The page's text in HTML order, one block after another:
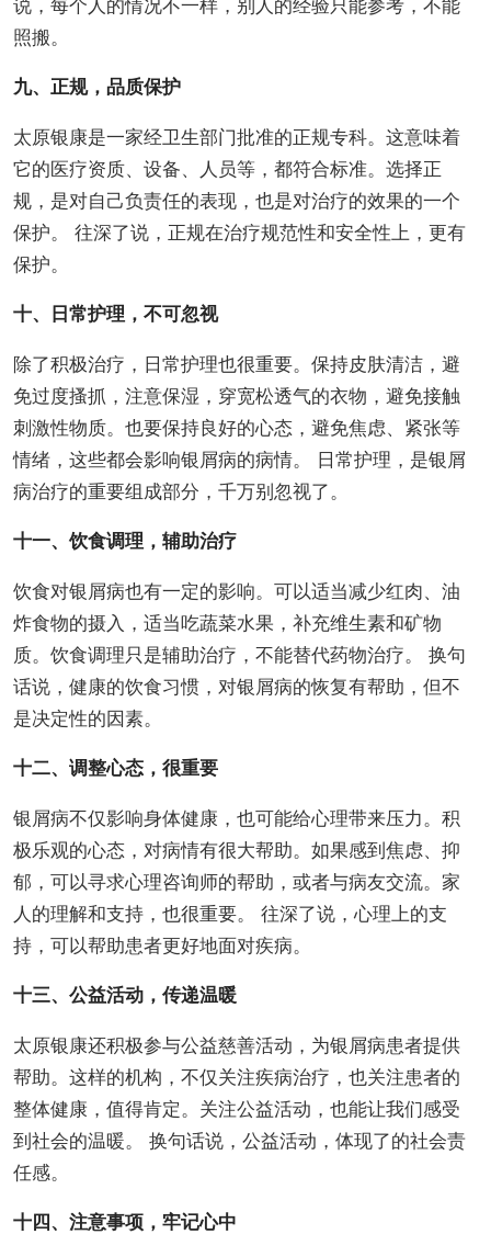
说，每个人的情况不一样，别人的经验只能参考，不能
照搬。
九、正规，品质保护
太原银康是一家经卫生部门批准的正规专科。这意味着
它的医疗资质、设备、人员等，都符合标准。选择正
规，是对自己负责任的表现，也是对治疗的效果的一个
保护。 往深了说，正规在治疗规范性和安全性上，更有
保护。
十、日常护理，不可忽视
除了积极治疗，日常护理也很重要。保持皮肤清洁，避
免过度搔抓，注意保湿，穿宽松透气的衣物，避免接触
刺激性物质。也要保持良好的心态，避免焦虑、紧张等
情绪，这些都会影响银屑病的病情。 日常护理，是银屑
病治疗的重要组成部分，千万别忽视了。
十一、饮食调理，辅助治疗
饮食对银屑病也有一定的影响。可以适当减少红肉、油
炸食物的摄入，适当吃蔬菜水果，补充维生素和矿物
质。饮食调理只是辅助治疗，不能替代药物治疗。 换句
话说，健康的饮食习惯，对银屑病的恢复有帮助，但不
是决定性的因素。
十二、调整心态，很重要
银屑病不仅影响身体健康，也可能给心理带来压力。积
极乐观的心态，对病情有很大帮助。如果感到焦虑、抑
郁，可以寻求心理咨询师的帮助，或者与病友交流。家
人的理解和支持，也很重要。 往深了说，心理上的支
持，可以帮助患者更好地面对疾病。
十三、公益活动，传递温暖
太原银康还积极参与公益慈善活动，为银屑病患者提供
帮助。这样的机构，不仅关注疾病治疗，也关注患者的
整体健康，值得肯定。关注公益活动，也能让我们感受
到社会的温暖。 换句话说，公益活动，体现了的社会责
任感。
十四、注意事项，牢记心中